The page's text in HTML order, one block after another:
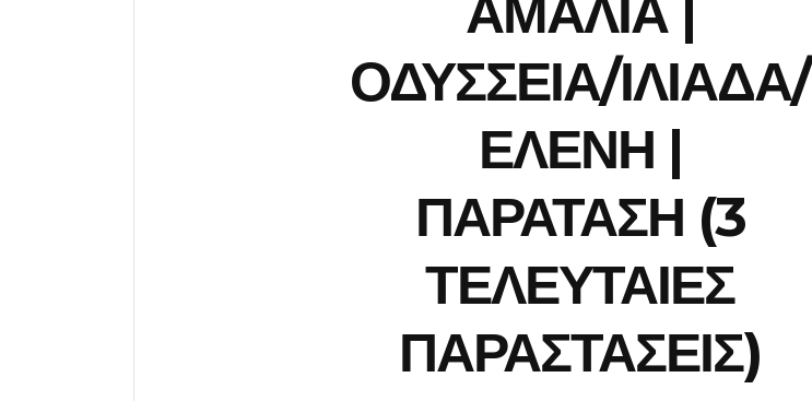
ΑΜΑΛΙΑ |
ΟΔΥΣΣΕΙΑ/ΙΛΙΑΔΑ/
ΕΛΕΝΗ |
ΠΑΡΑΤΑΣΗ (3
ΤΕΛΕΥΤΑΙΕΣ
ΠΑΡΑΣΤΑΣΕΙΣ)